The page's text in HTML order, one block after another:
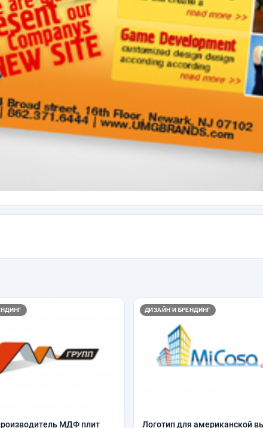
МДФ плит
ДИЗАЙН И БРЕНДИНГ
Логотип для американской